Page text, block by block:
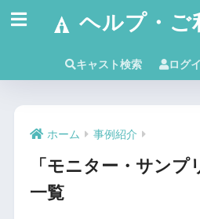
ヘルプ・ご
キャスト検索 ログ
ホーム 事例紹介
「モニター・サンプ
一覧